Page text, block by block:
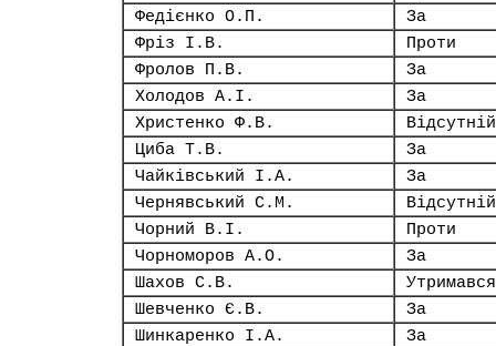
Федієнко О.П.
За
Фріз І.В.
Проти
Фролов П.В.
За
Холодов А.І.
За
Христенко Ф.В.
Відсутній
Циба Т.В.
За
Чайківський І.А.
За
Чернявський С.М.
Відсутній
Чорний В.І.
Проти
Чорноморов А.О.
За
Шахов С.В.
Утримався
Шевченко Є.В.
За
Шинкаренко І.А.
За